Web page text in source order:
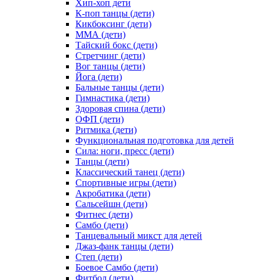
Хип-хоп дети
К-поп танцы (дети)
Кикбоксинг (дети)
ММА (дети)
Тайский бокс (дети)
Стретчинг (дети)
Вог танцы (дети)
Йога (дети)
Бальные танцы (дети)
Гимнастика (дети)
Здоровая спина (дети)
ОФП (дети)
Ритмика (дети)
Функциональная подготовка для детей
Сила: ноги, пресс (дети)
Танцы (дети)
Классический танец (дети)
Спортивные игры (дети)
Акробатика (дети)
Сальсейшн (дети)
Фитнес (дети)
Самбо (дети)
Танцевальный микст для детей
Джаз-фанк танцы (дети)
Степ (дети)
Боевое Самбо (дети)
Фитбол (дети)